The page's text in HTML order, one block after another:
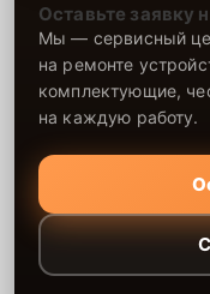
Оставьте заявку
Мы — сервисный
на ремонте
комплектующие,
на каждую работу.